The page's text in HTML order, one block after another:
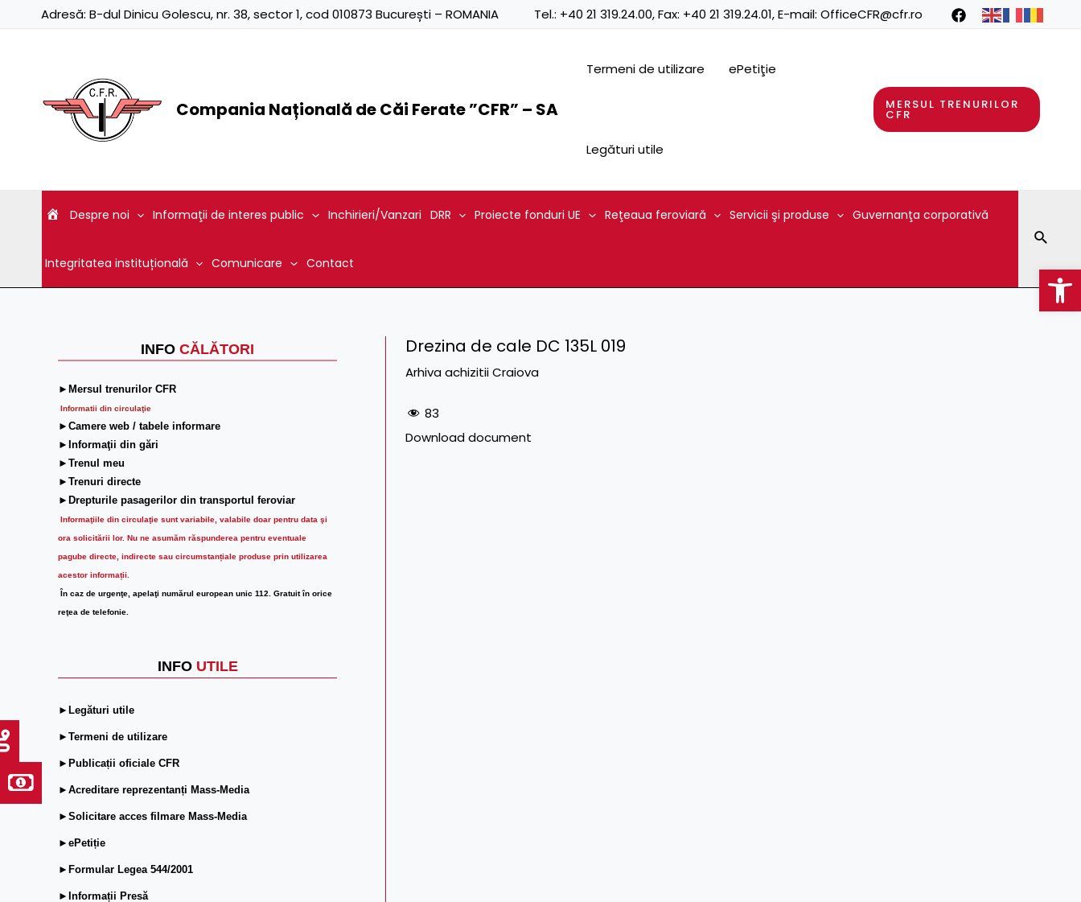
Adresă: B-dul Dinicu Golescu, nr. 38, sector 1, cod 010873 București – ROMANIA Tel.: +40 21 319.24.00, Fax: +40 21 319.24.01, E-mail: OfficeCFR@cfr.ro
Compania Națională de Căi Ferate ”CFR” – SA
Termeni de utilizare ePetiţie
Legături utile
MERSUL TRENURILOR
CFR
Despre noi Informaţii de interes public Inchirieri/Vanzari DRR Proiecte fonduri UE Reţeaua feroviară Servicii şi produse Guvernanţa corporativă
Integritatea instituțională Comunicare Contact
INFO CĂLĂTORI
►Mersul trenurilor CFR
Informatii din circulaţie
►Camere web / tabele informare
►Informaţii din gări
►Trenul meu
►Trenuri directe
►Drepturile pasagerilor din transportul feroviar
Informaţiile din circulaţie sunt variabile, valabile doar pentru data şi
ora solicitării lor. Nu ne asumăm răspunderea pentru eventuale
pagube directe, indirecte sau circumstanțiale produse prin utilizarea
acestor informații.
În caz de urgenţe, apelaţi numărul european unic 112. Gratuit în orice
reţea de telefonie.
INFO UTILE
►Legături utile
►Termeni de utilizare
►Publicații oficiale CFR
►Acreditare reprezentanți Mass-Media
►Solicitare acces filmare Mass-Media
►ePetiție
►Formular Legea 544/2001
►Informații Presă
Drezina de cale DC 135L 019
Arhiva achizitii Craiova
83
Download document